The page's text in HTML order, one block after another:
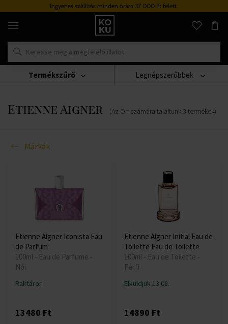
Ingyenes szállítás minden órára 37 000 Ft felett
Eredeti
parfümök
órák
egy
Márkák Etienne Aigner
Etienne Aigner (Az Ön számára találtunk 3 termékek)
Legnépszerűbbek
Márkák
Termékszűrő
Etienne Aigner Iconista Eau
de Parfum
100ml - Eau de Parfume -
Női
Raktáron
13480 Ft
Etienne Aigner Initial Eau de
Toilette Eau de Toilette
100ml - Eau de Toilette -
Férfi
Elküldjük 13.08.
14890 Ft